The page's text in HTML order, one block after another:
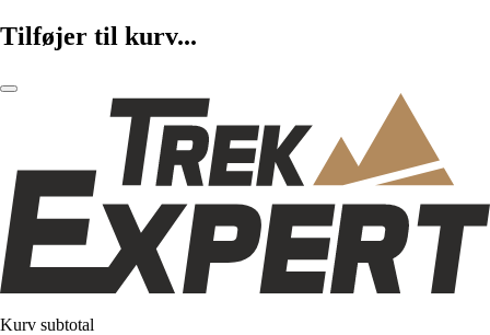
Tilføjer til kurv...
Kurv subtotal